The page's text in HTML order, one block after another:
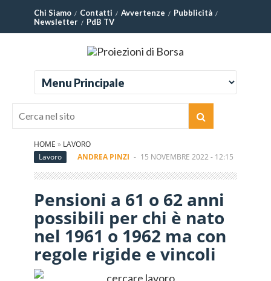
Chi Siamo Contatti Avvertenze
Pubblicità
Newsletter
PdB TV
HOME » LAVORO
Lavoro
ANDREA PINZI - 15 NOVEMBRE 2022 - 12:15
Pensioni a 61 o 62 anni
possibili per chi è nato
nel 1961 o 1962 ma con
regole rigide e vincoli